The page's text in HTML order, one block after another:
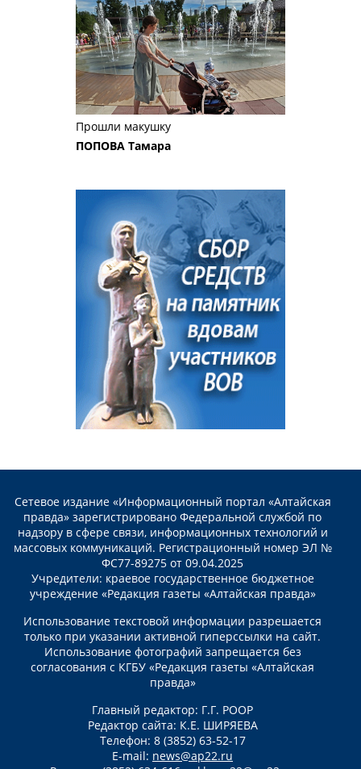
Прошли макушку
ПОПОВА Тамара
Сетевое издание «Информационный портал «Алтайская
правда» зарегистрировано Федеральной службой по
надзору в сфере связи, информационных технологий и
массовых коммуникаций. Регистрационный номер ЭЛ №
ФС77-89275 от 09.04.2025
Учредители: краевое государственное бюджетное
учреждение «Редакция газеты «Алтайская правда»
Использование текстовой информации разрешается
только при указании активной гиперссылки на сайт.
Использование фотографий запрещается без
согласования с КГБУ «Редакция газеты «Алтайская
правда»
Главный редактор: Г.Г. РООР
Редактор сайта: К.Е. ШИРЯЕВА
Телефон: 8 (3852) 63-52-17
E-mail: news@ap22.ru